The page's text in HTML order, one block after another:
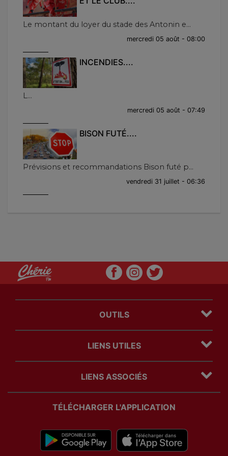
Le montant du loyer du stade des Antonin e...
mercredi 05 août - 08:00
INCENDIES....
L...
mercredi 05 août - 07:49
BISON FUTÉ....
Prévisions et recommandations Bison futé p...
vendredi 31 juillet - 06:36
OUTILS
Politique Cookies
Politique Confidentialité
LIENS UTILES
Régie PublicitaireLIENS ASSOCIÉS
TÉLÉCHARGER L'APPLICATION